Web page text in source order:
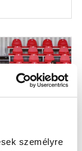
személyre